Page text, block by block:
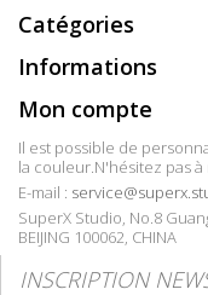
Catégories
Informations
Mon compte
Il est possible de
la couleur.N'hésitez pas à
E-mail :
SuperX Studio, No.8
BEIJING 100062, CHINA
INSCRIPTION